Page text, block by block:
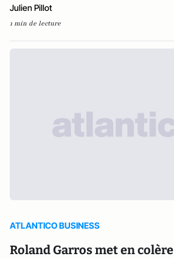
Julien Pillot
1 min de lecture
ATLANTICO BUSINESS
Roland Garros met en colère